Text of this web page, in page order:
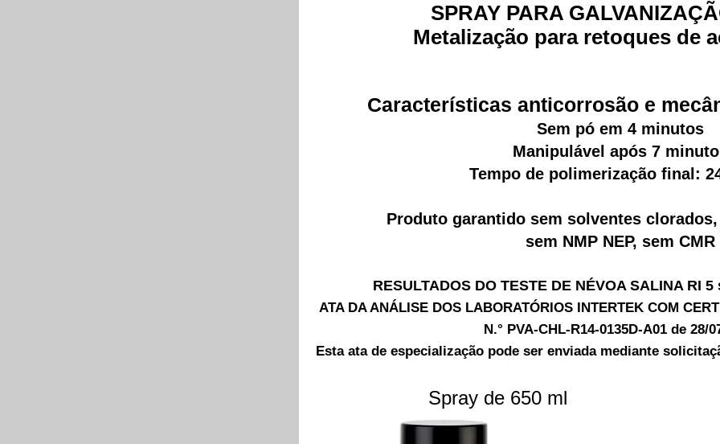
SPRAY PARA
Metalização para retoques de
Características anticorrosão e
Sem pó em 4 minutos
Manipulável após 7
Tempo de polimerização final:
Produto garantido sem solventes clorados,
sem NMP NEP, sem CMR
RESULTADOS DO TESTE DE NÉVOA SALINA RI
ATA DA ANÁLISE DOS LABORATÓRIOS INTERTEK COM
N.° PVA-CHL-R14-0135D-A01 de 28/
Esta ata de especialização pode ser enviada mediante
Spray de 650 ml